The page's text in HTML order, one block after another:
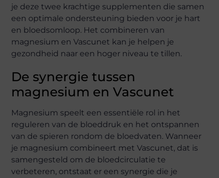
je deze twee krachtige supplementen die samen
een optimale ondersteuning bieden voor je hart
en bloedsomloop. Het combineren van
magnesium en Vascunet kan je helpen je
gezondheid naar een hoger niveau te tillen.
De synergie tussen
magnesium en Vascunet
Magnesium speelt een essentiële rol in het
reguleren van de bloeddruk en het ontspannen
van de spieren rondom de bloedvaten. Wanneer
je magnesium combineert met Vascunet, dat is
samengesteld om de bloedcirculatie te
verbeteren, ontstaat er een synergie die je